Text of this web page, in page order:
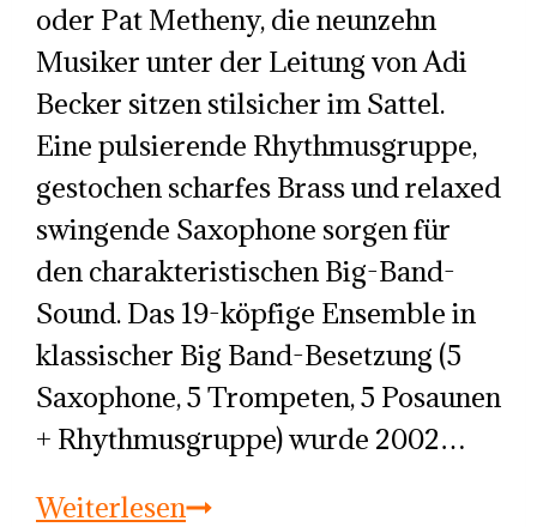
oder Pat Metheny, die neunzehn
Musiker unter der Leitung von Adi
Becker sitzen stilsicher im Sattel.
Eine pulsierende Rhythmusgruppe,
gestochen scharfes Brass und relaxed
swingende Saxophone sorgen für
den charakteristischen Big-Band-
Sound. Das 19-köpfige Ensemble in
klassischer Big Band-Besetzung (5
Saxophone, 5 Trompeten, 5 Posaunen
+ Rhythmusgruppe) wurde 2002…
WeiterlesenDie